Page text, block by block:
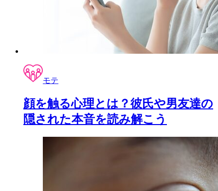
モテ
顔を触る心理とは？彼氏や男友達の
隠された本音を読み解こう